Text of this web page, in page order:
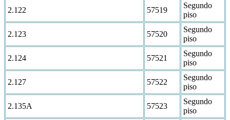
2.122 57519
Segundo
piso
2.123 57520
Segundo
piso
2.124 57521
Segundo
piso
2.127 57522
Segundo
piso
2.135A 57523
Segundo
piso